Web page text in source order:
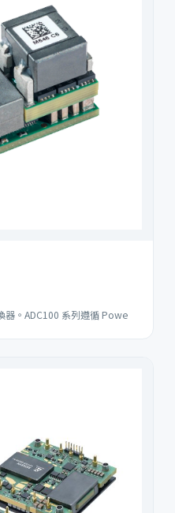
器。ADC100 系列遵循 Powe